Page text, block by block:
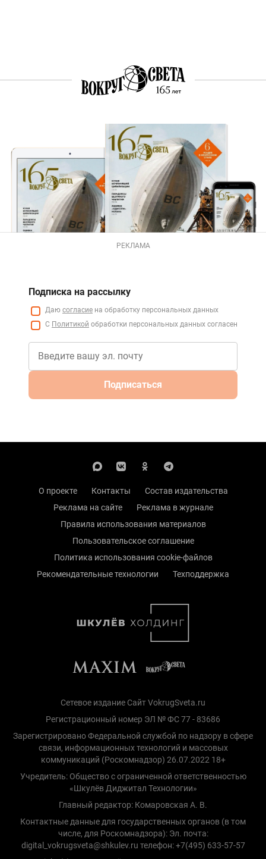
РЕКЛАМА
Подписка на рассылку
Даю согласие на обработку персональных данных
С Политикой обработки персональных данных согласен
Подписаться
О проекте Контакты
Состав издательства
Реклама на сайте
Реклама в журнале
Правила использования материалов
Пользовательское соглашение
Политика использования cookie-файлов
Рекомендательные технологии
Техподдержка
Сетевое издание Сайт VokrugSveta.ru
Регистрационный номер ЭЛ № ФС 77 - 83686
Зарегистрировано Федеральной службой по надзору в сфере
связи, информационных технологий и массовых
коммуникаций (Роскомнадзор) 26.07.2022 18+
Учредитель: Общество с ограниченной ответственностью
«Шкулёв Диджитал Технологии»
Главный редактор: Комаровская А. В.
Контактные данные для государственных органов (в том
числе, для Роскомнадзора): Эл. почта:
digital_vokrugsveta@shkulev.ru телефон: +7(495) 633-57-57